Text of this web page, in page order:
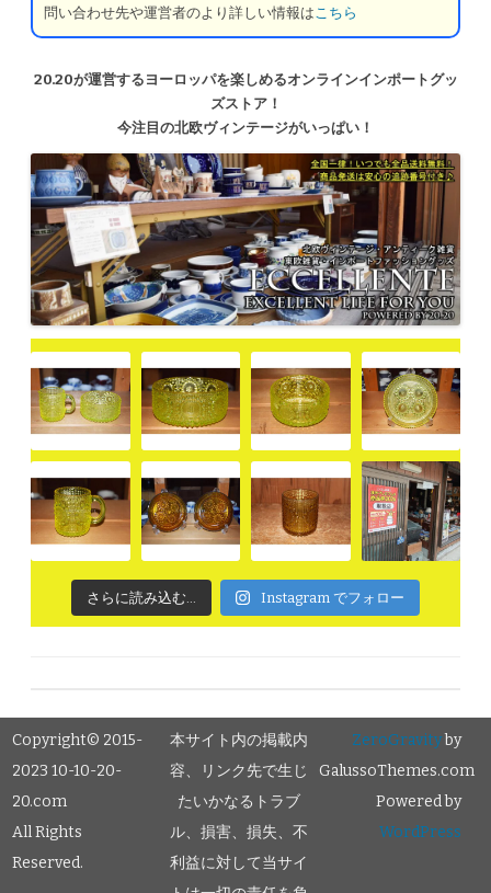
問い合わせ先や運営者のより詳しい情報はこちら
20.20が運営するヨーロッパを楽しめるオンラインインポートグッ
ズストア！
今注目の北欧ヴィンテージがいっぱい！
さらに読み込む... Instagram でフォロー
Copyright© 2015-
2023 10-10-20-
20.com
All Rights
Reserved.
本サイト内の掲載内
容、リンク先で生じ
たいかなるトラブ
ル、損害、損失、不
利益に対して当サイ
ZeroGravityby
GalussoThemes.com
Powered by
WordPress